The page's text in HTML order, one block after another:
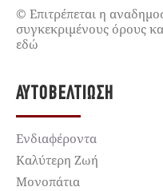
© Επιτρέπεται η
συγκεκριμένους όρους
εδώ
ΑΥΤΟΒΕΛΤΊΩΣΗ
Ενδιαφέροντα
Καλύτερη Ζωή
Μονοπάτια